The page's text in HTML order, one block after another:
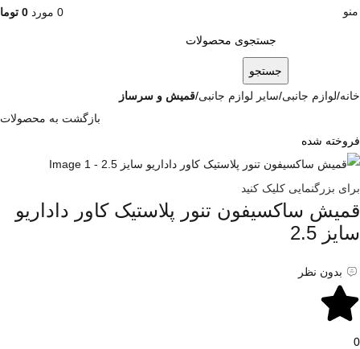
منو 0 مورد 0
جستجو
خانه لوازم جانبی سایر لوازم جانبی قمیش و سرساز
بازگشت به محصولات
فروخته شده
برای بزرگنمایی کلیک کنید
قمیش ساکسیفون تنور پلاستیک کاور داداریو
سایز 2.5
بدون نظر
0